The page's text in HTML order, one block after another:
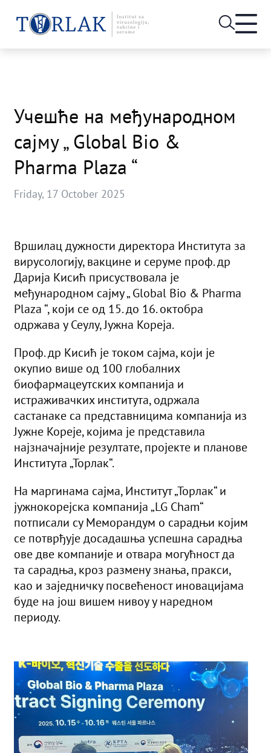
Учешће на међународном
сајму „ Global Bio &
Pharma Plaza “
Friday, 17 October 2025
Вршилац дужности директора Института за
вирусологију, вакцине и серуме проф. др
Дарија Кисић присуствовала је
међународном сајму „ Global Bio & Pharma
Plaza “, који се од 15. до 16. октобра
одржава у Сеулу, Јужна Кореја.
Проф. др Кисић је током сајма, који је
окупио више од 100 глобалних
биофармацеутских компанија и
истраживачких института, одржала
састанаке са представницима компанија из
Јужне Кореје, којима је представила
најзначајније резултате, пројекте и планове
Института „Торлак“.
На маргинама сајма, Институт „Торлак“ и
јужнокорејска компанија „LG Cham“
потписали су Меморандум о сарадњи којим
се потврђује досадашња успешна сарадња
ове две компаније и отвара могућност да
та сарадња, кроз размену знања, пракси,
као и заједничку посвећеност иновацијама
буде на још вишем нивоу у наредном
периоду.